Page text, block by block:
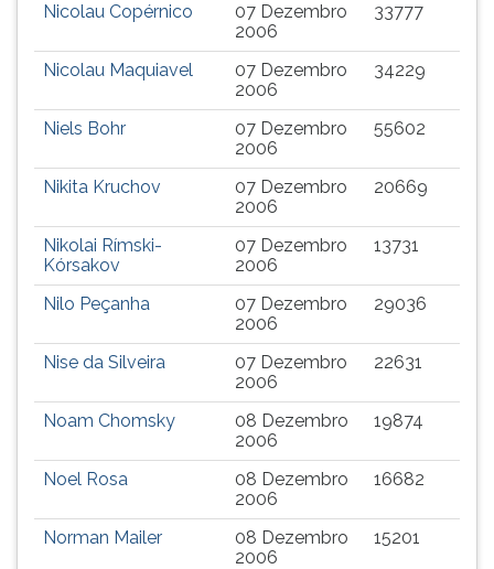
para
continuar
tecla
direita
menu
pressione
tecla
depois
Nicolau Copérnico
07 Dezembro
2006
33777
Nicolau Maquiavel
07 Dezembro
2006
34229
Niels Bohr
07 Dezembro
2006
55602
Nikita Kruchov
07 Dezembro
2006
20669
Nikolai Rímski-
Kórsakov
07 Dezembro
2006
13731
Nilo Peçanha
07 Dezembro
2006
29036
Nise da Silveira
07 Dezembro
2006
22631
Noam Chomsky
08 Dezembro
2006
19874
Noel Rosa
08 Dezembro
2006
16682
Norman Mailer
08 Dezembro
2006
15201